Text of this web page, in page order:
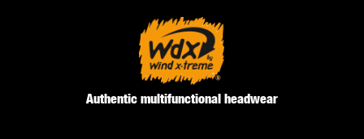
Authentic multifunctional headwear